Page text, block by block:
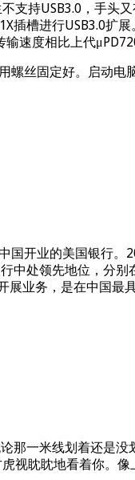
支持USB3.0，手头
插槽进行USB3.0
速度相比上代
螺丝固定好。启动电
国开业的美国银行
中处领先地位，分
业务，是在中国最
那一米线划着还是
视眈眈地看着你。